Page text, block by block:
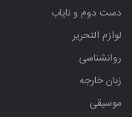
دست دوم و نایاب
لوازم التحریر
روانشناسی
زبان خارجه
موسیقی